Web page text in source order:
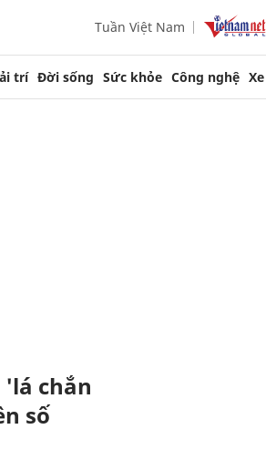
Tuần Việt Nam
trí Đời sống Sức khỏe Công nghệ Xe
chắn
số